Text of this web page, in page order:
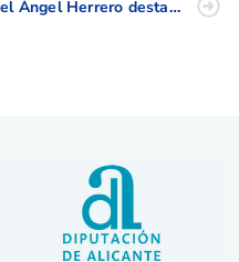
Carlos Abril y Miguel Ángel Herrero destacan en el II Puntuable Zonal Juvenil